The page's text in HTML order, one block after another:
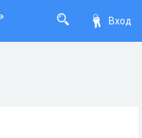
Вход